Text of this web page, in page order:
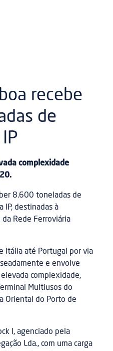
recebe
de
complexidade
8.600 toneladas de
IP, destinadas à
Rede Ferroviária
Itália até Portugal por via
e envolve
complexidade,
Multiusos do
Oriental do Porto de
I, agenciado pela
Lda., com uma carga